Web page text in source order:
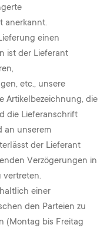
anerkannt.
einen
ist der Lieferant
etc., unsere
Artikelbezeichnung, die
die Lieferanschrift
an unserem
der Lieferant
Verzögerungen in
einer
den Parteien zu
(Montag bis Freitag